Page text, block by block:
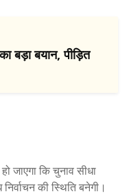
बड़ा बयान, पीड़ित
जाएगा कि चुनाव सीधा
की स्थिति बनेगी।